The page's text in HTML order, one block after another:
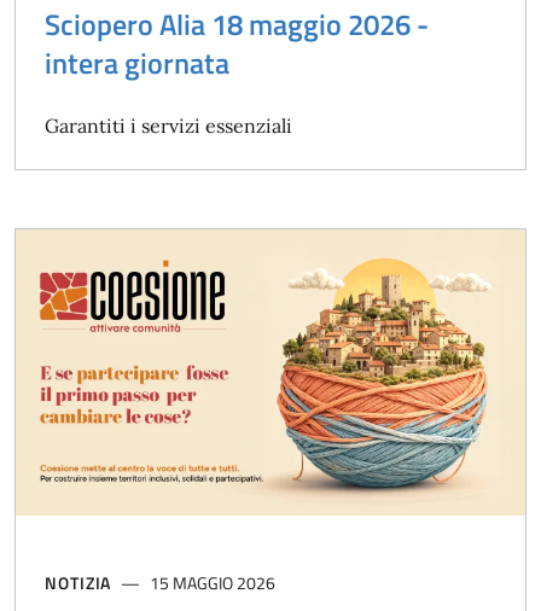
Sciopero Alia 18 maggio 2026 -
intera giornata
Garantiti i servizi essenziali
NOTIZIA 15 MAGGIO 2026